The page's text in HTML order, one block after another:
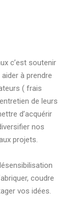
c’est soutenir
à prendre
( frais
de leurs
d’acquérir
nos
projets.
coudre
vos idées.